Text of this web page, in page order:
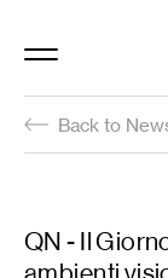
Back to
QN - Il